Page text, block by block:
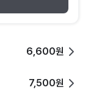
6,600원
7,500원